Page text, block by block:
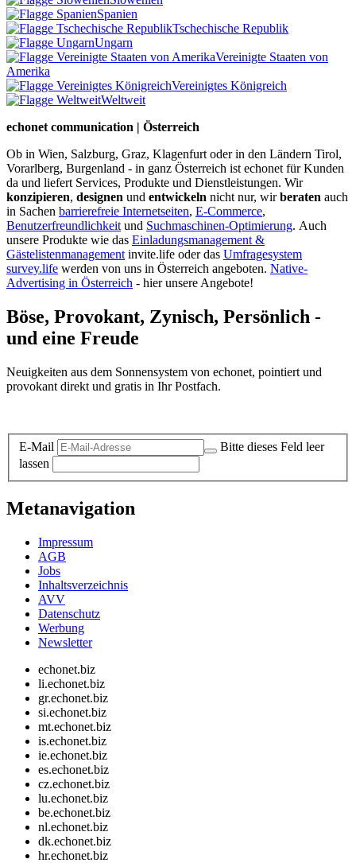
Spanien
Tschechische Republik
Ungarn
Vereinigte Staaten von
Amerika
Vereinigtes Königreich
Weltweit
echonet communication | Österreich
Ob in Wien, Salzburg, Graz, Klagenfurt oder in den Ländern Tirol,
Vorarlberg, Burgenland - in ganz Österreich ist echonet für Kunden
da und liefert Services, Produkte und Dienstleistungen. Wir
konzipieren, designen und entwickeln nicht nur, wirberaten auch
in Sachen barrierefreie Internetseiten, E-Commerce,
Benutzerfreundlichkeit und Suchmaschinen-Optimierung. Auch
unsere Produkte wie das Einladungsmanagement &
Gästelistenmanagement invite.life oder das Umfragesystem
survey.life werden von uns in Österreich angeboten. Native-
Advertising in Österreich - hier unsere Angebote!
Böse, Provokant, Zynisch, Persönlich -
und eine Freude
Neuigkeiten aus dem Sonnensystem von echonet, pointiert und
provokant direkt und gratis in Ihr Postfach.
E-Mail
Bitte dieses Feld leer
lassen
Metanavigation
Impressum
AGB
Jobs
Inhaltsverzeichnis
AVV
Datenschutz
Werbung
Newsletter
echonet.biz
li.echonet.biz
gr.echonet.biz
si.echonet.biz
mt.echonet.biz
is.echonet.biz
ie.echonet.biz
es.echonet.biz
cz.echonet.biz
lu.echonet.biz
be.echonet.biz
nl.echonet.biz
dk.echonet.biz
hr.echonet.biz